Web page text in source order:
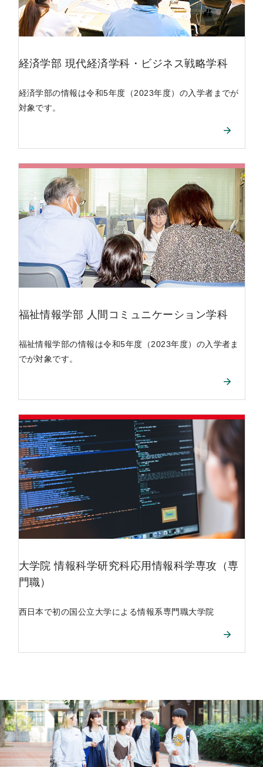
経済学部 現代経済学科 ・ ビジネス戦略学科
経済学部の情報は令和5年度（2023年度）の入学者までが
対象です。
福祉情報学部 人間コミュニケーション学科
福祉情報学部の情報は令和5年度（2023年度）の入学者ま
でが対象です。
大学院 情報科学研究科応用情報科学専攻（専
門職）
西日本で初の国公立大学による情報系専門職大学院